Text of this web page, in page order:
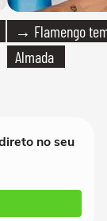
→ Flamengo
Almada
no seu